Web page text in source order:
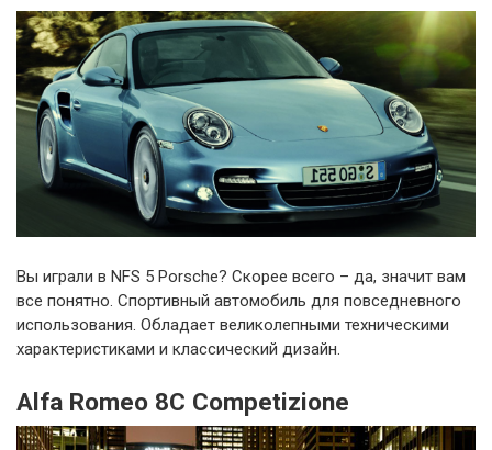
Вы играли в NFS 5 Porsche? Скорее всего – да, значит вам
все понятно. Спортивный автомобиль для повседневного
использования. Обладает великолепными техническими
характеристиками и классический дизайн.
Alfa Romeo 8C Competizione